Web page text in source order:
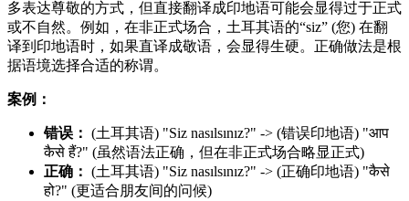
多表达尊敬的方式，但直接翻译成印地语可能会显得过于正式
或不自然。例如，在非正式场合，土耳其语的“siz” (您) 在翻
译到印地语时，如果直译成敬语，会显得生硬。正确做法是根
据语境选择合适的称谓。
案例：
错误： (土耳其语) "Siz nasılsınız?" -> (错误印地语) "आप
कैसे हैं?" (虽然语法正确，但在非正式场合略显正式)
正确： (土耳其语) "Siz nasılsınız?" -> (正确印地语) "कैसे
हो?" (更适合朋友间的问候)